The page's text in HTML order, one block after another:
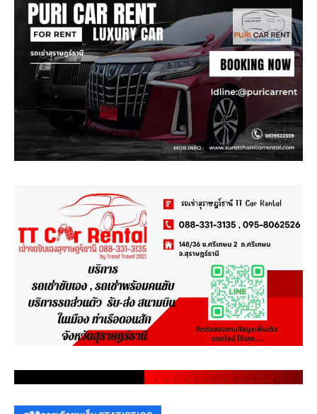
. . . . . . . . . . . . . . . .